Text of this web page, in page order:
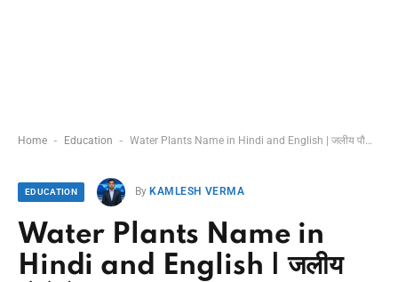
Home - Education - Water Plants Name in Hindi and English | जलीय पौधों के नाम
EDUCATION By KAMLESH VERMA
Water Plants Name in
Hindi and English | जलीय